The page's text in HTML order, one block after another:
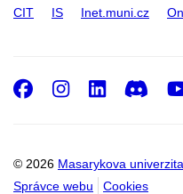
CIT IS Inet.muni.cz
© 2026 Masarykova univerzita
Správce webu
Cookies
Facebook